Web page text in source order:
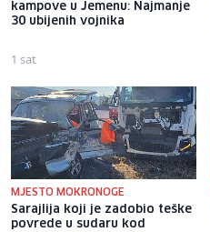
kampove u Jemenu: Najmanje
30 ubijenih vojnika
1 sat
MJESTO MOKRONOGE
Sarajlija koji je zadobio teške
povrede u sudaru kod